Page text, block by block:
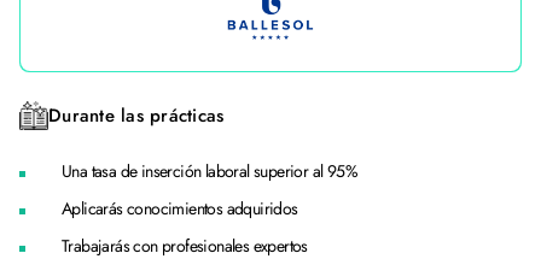
Durante las prácticas
Una tasa de inserción laboral superior al 95%
Aplicarás conocimientos adquiridos
Trabajarás con profesionales expertos